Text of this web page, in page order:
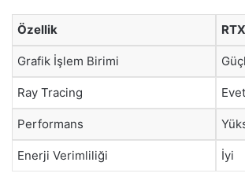
Özellik
Grafik İşlem Birimi
Ray Tracing Evet
Performans
Enerji Verimliliği İyi